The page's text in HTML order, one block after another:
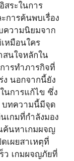
ระในการ
การค้นพบเรื่อง
ความนิยมจาก
หมือนใคร
สนใจหลักใน
ารทำภารกิจที่
นอกจากนี้ยัง
นการแก้ไข ซึ่ง
บทความนี้มีจุด
เกมที่กำลังมอง
ค้นหาเกมผจญ
เผยสาเหตุที่
ว เกมผจญภัยที่